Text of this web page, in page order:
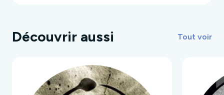
Découvrir aussi Tout voir